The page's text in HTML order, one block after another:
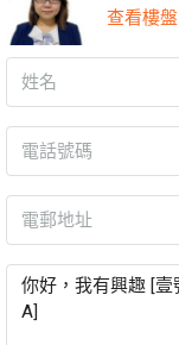
查看樓盤